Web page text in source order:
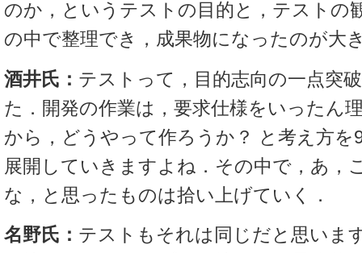
のか，というテストの目的と，テストの
の中で整理でき，成果物になったのが大
酒井氏： テストって，目的志向の一点突
た．開発の作業は，要求仕様をいったん
から，どうやって作ろうか？ と考え方を
展開していきますよね．その中で，あ，
な，と思ったものは拾い上げていく．
名野氏： テストもそれは同じだと思いま